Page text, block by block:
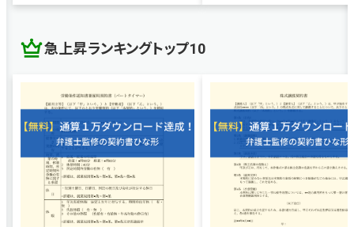
急上昇ランキングトップ10